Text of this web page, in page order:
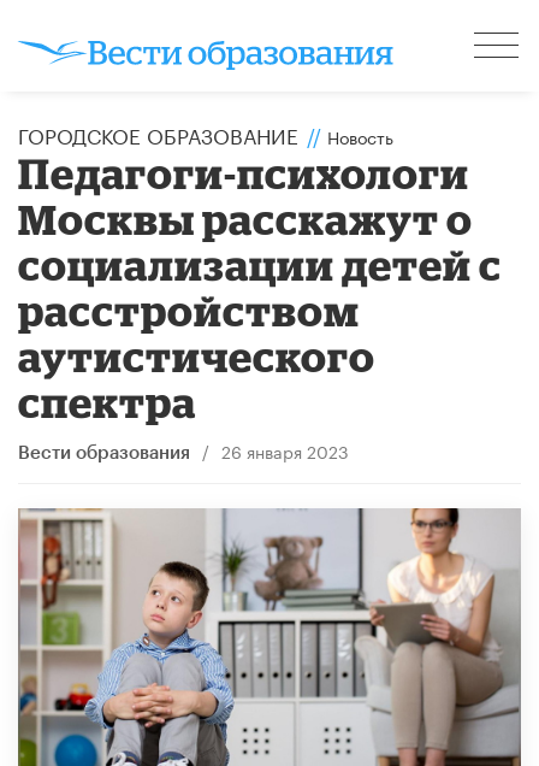
ГОРОДСКОЕ ОБРАЗОВАНИЕ // Новость
Педагоги-психологи
Москвы расскажут о
социализации детей с
расстройством
аутистического
спектра
Вести образования / 26 января 2023